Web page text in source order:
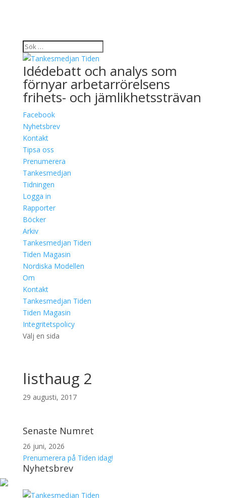
Idédebatt och analys som
förnyar arbetarrörelsens
frihets- och jämlikhetssträvan
Facebook
Nyhetsbrev
Kontakt
Tipsa oss
Prenumerera
Tankesmedjan
Tidningen
Logga in
Rapporter
Böcker
Arkiv
Tankesmedjan Tiden
Tiden Magasin
Nordiska Modellen
Om
Kontakt
Tankesmedjan Tiden
Tiden Magasin
Integritetspolicy
Välj en sida
listhaug 2
29 augusti, 2017
Senaste Numret
26 juni, 2026
Prenumerera på Tiden idag!
Nyhetsbrev